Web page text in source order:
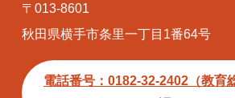
〒013-8601
秋田県横手市条里一丁目1番64号
電話番号：0182-32-2402（教育